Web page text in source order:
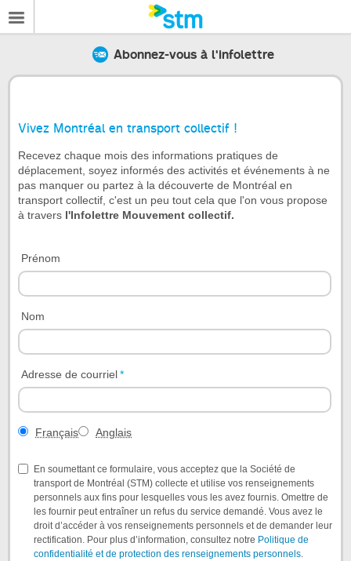
Abonnez-vous à l'infolettre
comporte
des
embuches
aux
lecteurs
d’écran.
Nous
de
nous
au
numéro
514
option
6
1.
Vivez Montréal en transport collectif !
Recevez chaque mois des informations pratiques de
déplacement, soyez informés des activités et événements à ne
pas manquer ou partez à la découverte de Montréal en
transport collectif, c'est un peu tout cela que l'on vous propose
à travers l'Infolettre Mouvement collectif.
Prénom
Nom
Adresse de courriel*
Français
Français langue
Anglais
En soumettant ce formulaire, vous acceptez que la Société de
transport de Montréal (STM) collecte et utilise vos renseignements
personnels aux fins pour lesquelles vous les avez fournis. Omettre de
les fournir peut entraîner un refus du service demandé. Vous avez le
droit d’accéder à vos renseignements personnels et de demander leur
rectification. Pour plus d’information, consultez notre Politique de
confidentialité et de protection des renseignements personnels